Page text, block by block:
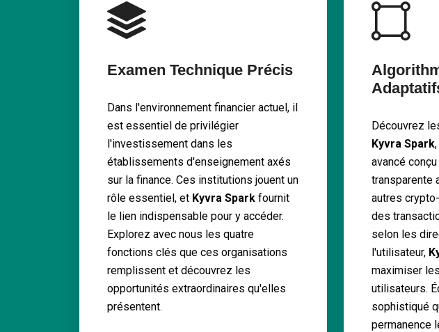
Examen Technique Précis
Dans l'environnement financier actuel, il
est essentiel de privilégier
l'investissement dans les
établissements d'enseignement axés
sur la finance. Ces institutions jouent un
rôle essentiel, et Kyvra Spark fournit
le lien indispensable pour y accéder.
Explorez avec nous les quatre
fonctions clés que ces organisations
remplissent et découvrez les
opportunités extraordinaires qu'elles
présentent.
Découvrez
Kyvra Spark
avancé
transparente
autres
des
selon les
l'utilisateur,
maximiser
utilisateurs.
sophistiqué
permanence